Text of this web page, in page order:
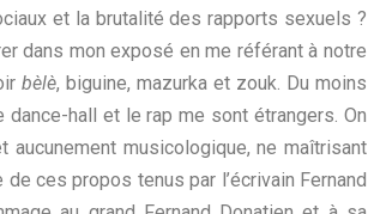
et la brutalité des rapports sexuels ?
dans mon exposé en me référant à notre
bèlè, biguine, mazurka et zouk. Du moins
hall et le rap me sont étrangers. On
musicologique, ne maîtrisant
ces propos tenus par l’écrivain Fernand